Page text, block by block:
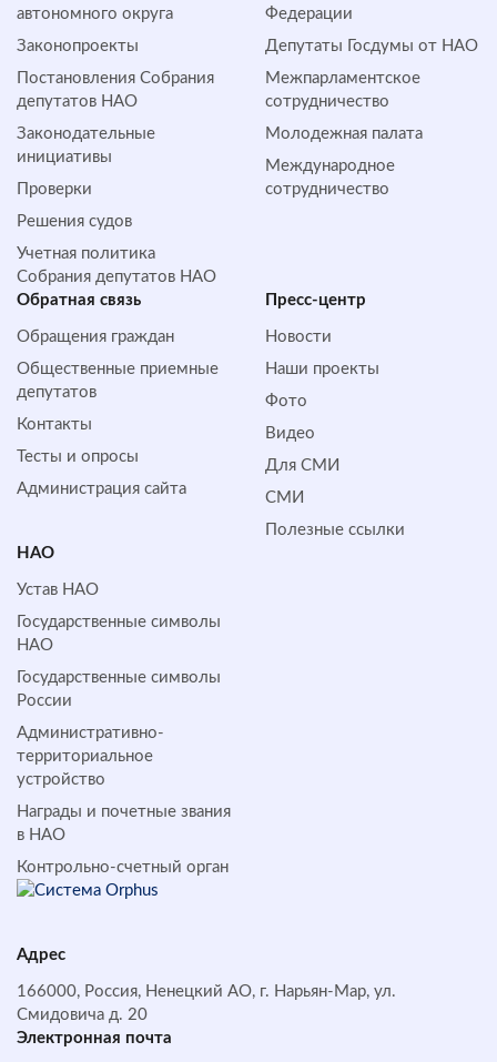
автономного округа
Законопроекты
Постановления Собрания
депутатов НАО
Законодательные
инициативы
Проверки
Решения судов
Учетная политика
Собрания депутатов НАО
Федерации
Депутаты Госдумы от НАО
Межпарламентское
сотрудничество
Молодежная палата
Международное
сотрудничество
Обратная cвязь
Обращения граждан
Общественные приемные
депутатов
Контакты
Тесты и опросы
Администрация сайта
Пресс-центр
Новости
Наши проекты
Фото
Видео
Для СМИ
СМИ
Полезные ссылки
НАО
Устав НАО
Государственные символы
НАО
Государственные символы
России
Административно-
территориальное
устройство
Награды и почетные звания
в НАО
Контрольно-счетный орган
Адрес
166000, Россия, Ненецкий АО, г. Нарьян-Мар, ул.
Смидовича д. 20
Электронная почта